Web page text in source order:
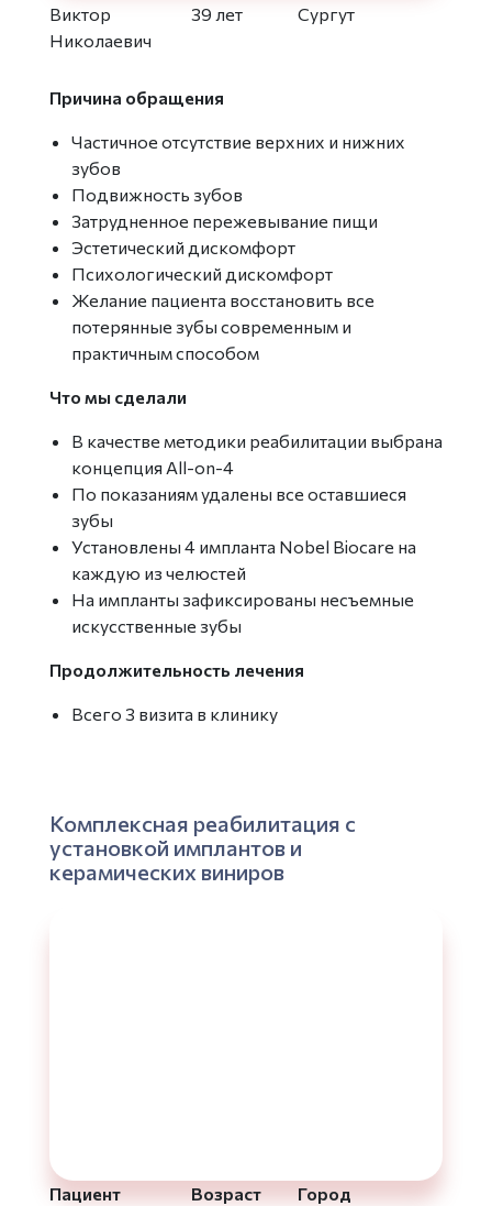
Виктор
Николаевич
39 лет
Сургут
Причина обращения
Частичное отсутствие верхних и нижних
зубов
Подвижность зубов
Затрудненное пережевывание пищи
Эстетический дискомфорт
Психологический дискомфорт
Желание пациента восстановить все
потерянные зубы современным и
практичным способом
Что мы сделали
В качестве методики реабилитации выбрана
концепция All-on-4
По показаниям удалены все оставшиеся
зубы
Установлены 4 импланта Nobel Biocare на
каждую из челюстей
На импланты зафиксированы несъемные
искусственные зубы
Продолжительность лечения
Всего 3 визита в клинику
Комплексная реабилитация с
установкой имплантов и
керамических виниров
Пациент
Возраст
Город